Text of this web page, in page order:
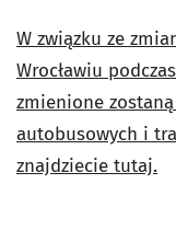
W związku ze
Wrocławiu
zmienione
autobusowych i
znajdziecie tutaj.